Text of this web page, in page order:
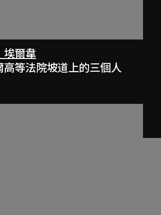
埃爾韋
高等法院坡道上的三個人